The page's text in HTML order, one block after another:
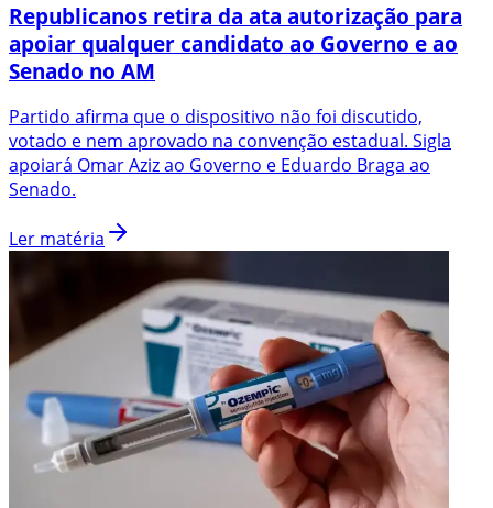
Republicanos retira da ata autorização para
apoiar qualquer candidato ao Governo e ao
Senado no AM
Partido afirma que o dispositivo não foi discutido,
votado e nem aprovado na convenção estadual. Sigla
apoiará Omar Aziz ao Governo e Eduardo Braga ao
Senado.
Ler matéria